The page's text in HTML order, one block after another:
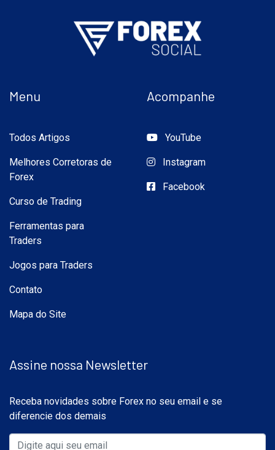
Menu
Todos Artigos
Melhores Corretoras de
Forex
Curso de Trading
Ferramentas para
Traders
Jogos para Traders
Contato
Mapa do Site
Acompanhe
YouTube
Instagram
Facebook
Assine nossa Newsletter
Receba novidades sobre Forex no seu email e se
diferencie dos demais